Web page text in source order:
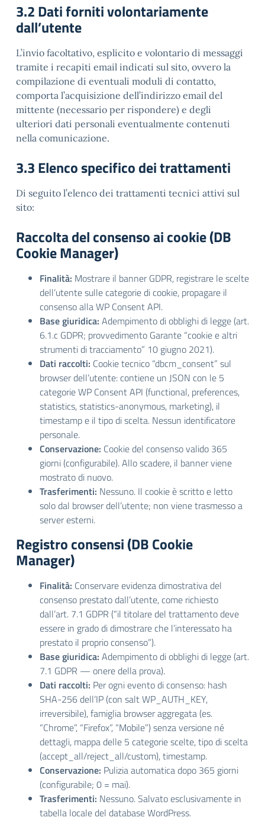
3.2 Dati forniti volontariamente
dall’utente
L’invio facoltativo, esplicito e volontario di messaggi
tramite i recapiti email indicati sul sito, ovvero la
compilazione di eventuali moduli di contatto,
comporta l’acquisizione dell’indirizzo email del
mittente (necessario per rispondere) e degli
ulteriori dati personali eventualmente contenuti
nella comunicazione.
3.3 Elenco specifico dei trattamenti
Di seguito l’elenco dei trattamenti tecnici attivi sul
sito:
Raccolta del consenso ai cookie (DB
Cookie Manager)
Finalità: Mostrare il banner GDPR, registrare le scelte
dell’utente sulle categorie di cookie, propagare il
consenso alla WP Consent API.
Base giuridica: Adempimento di obblighi di legge (art.
6.1.c GDPR; provvedimento Garante “cookie e altri
strumenti di tracciamento” 10 giugno 2021).
Dati raccolti: Cookie tecnico “dbcm_consent” sul
browser dell’utente: contiene un JSON con le 5
categorie WP Consent API (functional, preferences,
statistics, statistics-anonymous, marketing), il
timestamp e il tipo di scelta. Nessun identificatore
personale.
Conservazione: Cookie del consenso valido 365
giorni (configurabile). Allo scadere, il banner viene
mostrato di nuovo.
Trasferimenti: Nessuno. Il cookie è scritto e letto
solo dal browser dell’utente; non viene trasmesso a
server esterni.
Registro consensi (DB Cookie
Manager)
Finalità: Conservare evidenza dimostrativa del
consenso prestato dall’utente, come richiesto
dall’art. 7.1 GDPR (“il titolare del trattamento deve
essere in grado di dimostrare che l’interessato ha
prestato il proprio consenso”).
Base giuridica: Adempimento di obblighi di legge (art.
7.1 GDPR — onere della prova).
Dati raccolti: Per ogni evento di consenso: hash
SHA-256 dell’IP (con salt WP_AUTH_KEY,
irreversibile), famiglia browser aggregata (es.
“Chrome”, “Firefox”, “Mobile”) senza versione né
dettagli, mappa delle 5 categorie scelte, tipo di scelta
(accept_all/reject_all/custom), timestamp.
Conservazione: Pulizia automatica dopo 365 giorni
(configurabile; 0 = mai).
Trasferimenti: Nessuno. Salvato esclusivamente in
tabella locale del database WordPress.